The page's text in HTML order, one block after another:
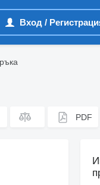
Вход /
PDF